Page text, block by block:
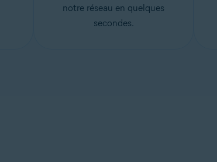
notre réseau en quelques
secondes.